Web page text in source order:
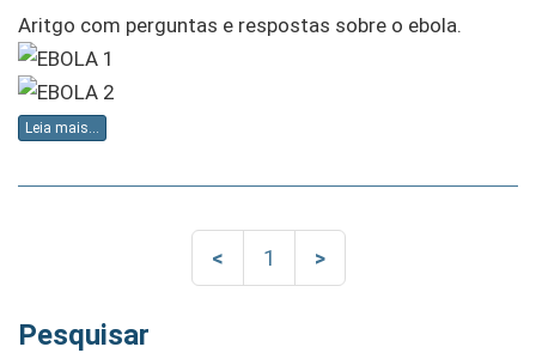
Aritgo com perguntas e respostas sobre o ebola.
Leia mais...
< 1 >
Pesquisar